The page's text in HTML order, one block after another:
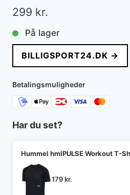
299 kr.
På lager
BILLIGSPORT24.DK →
Betalingsmuligheder
Har du set?
Hummel hmlPULSE Workout T-
179kr.